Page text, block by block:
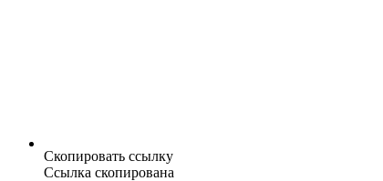
Скопировать ссылку
Ссылка скопирована